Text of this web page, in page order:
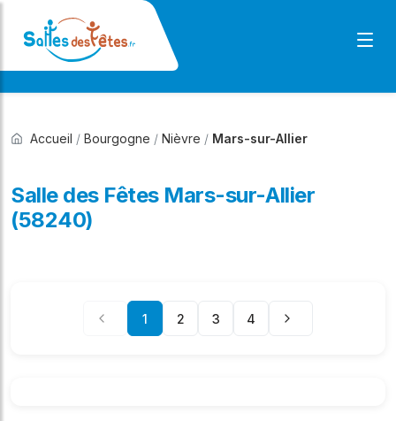
Accueil / Bourgogne / Nièvre / Mars-sur-Allier
Salle des Fêtes Mars-sur-Allier
(58240)
1 2 3 4